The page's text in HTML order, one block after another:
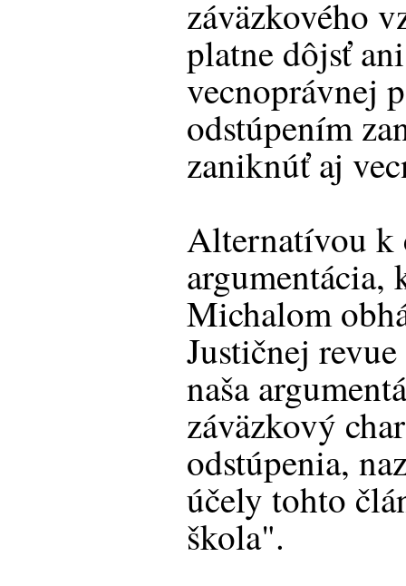
záväzkového
platne dôjsť
vecnoprávnej
odstúpením
zaniknúť aj
Alternatívou k
argumentácia,
Michalom
Justičnej
naša
záväzkový
odstúpenia,
účely tohto
škola".